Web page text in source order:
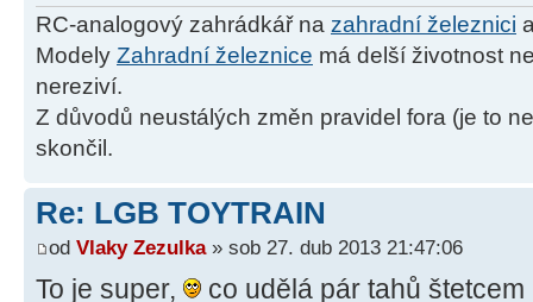
RC-analogový zahrádkář na zahradní železnici
Modely Zahradní železnice má delší životnost
nereziví.
Z důvodů neustálých změn pravidel fora (je to
skončil.
Re: LGB TOYTRAIN
od Vlaky Zezulka» sob 27. dub 2013 21:47:06
To je super, co udělá pár tahů štetcem